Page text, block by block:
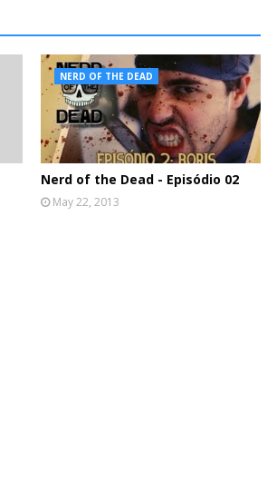
NERD OF THE DEAD
Nerd of the Dead - Episódio 02
May 22, 2013